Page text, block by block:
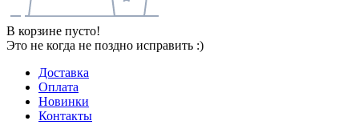
В корзине пусто!
Это не когда не поздно исправить :)
Доставка
Оплата
Новинки
Контакты